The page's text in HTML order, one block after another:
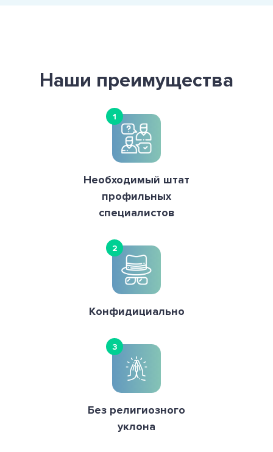
Наши преимущества
1
Необходимый штат
профильных
специалистов
2
Конфидициально
3
Без религиозного
уклона